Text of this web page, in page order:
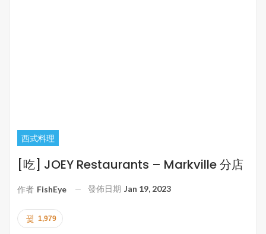
西式料理
[吃] JOEY Restaurants – Markville 分店
作者 FishEye 發佈日期 Jan 19, 2023
1,979